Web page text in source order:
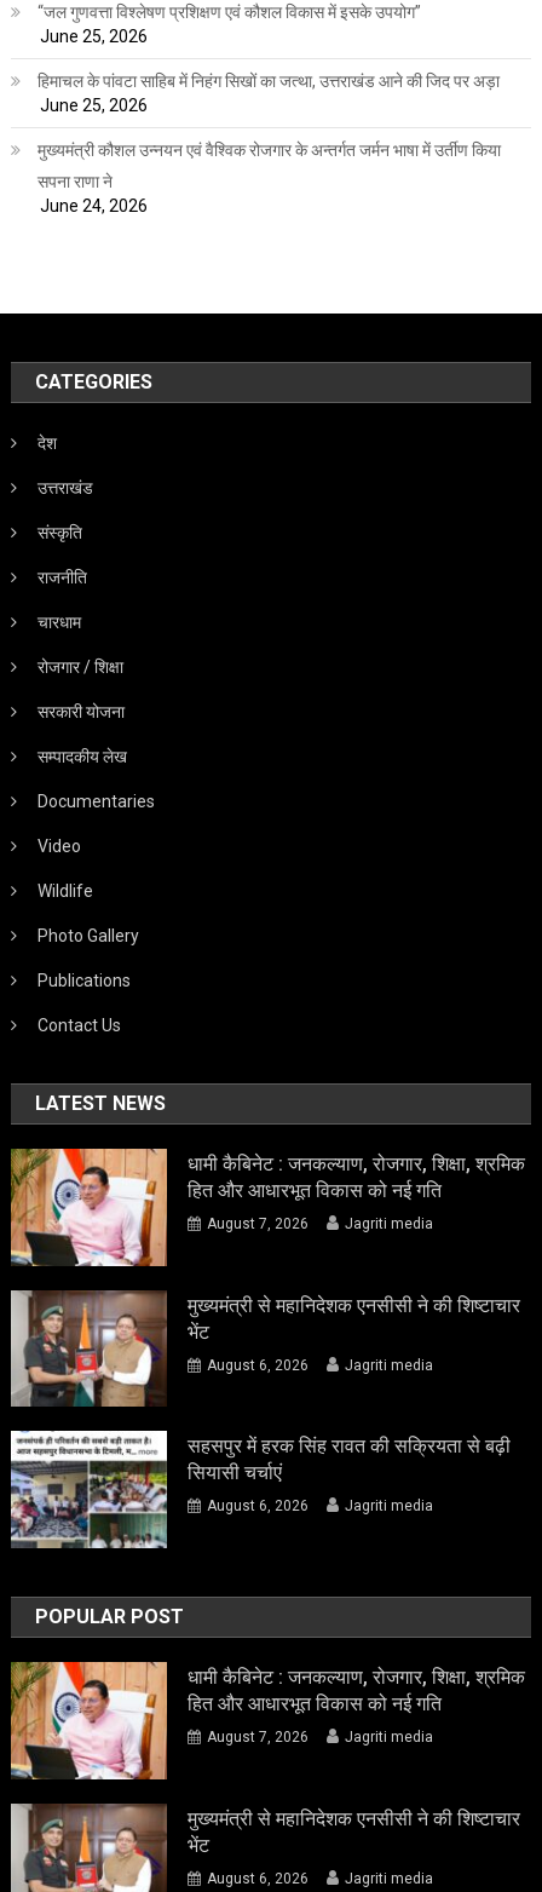
“जल गुणवत्ता विश्लेषण प्रशिक्षण एवं कौशल विकास में इसके उपयोग”
June 25, 2026
हिमाचल के पांवटा साहिब में निहंग सिखों का जत्था, उत्तराखंड आने की जिद पर अड़ा
June 25, 2026
मुख्यमंत्री कौशल उन्नयन एवं वैश्विक रोजगार के अन्तर्गत जर्मन भाषा में उर्तीण किया
सपना राणा ने
June 24, 2026
CATEGORIES
देश
उत्तराखंड
संस्कृति
राजनीति
चारधाम
रोजगार / शिक्षा
सरकारी योजना
सम्पादकीय लेख
Documentaries
Video
Wildlife
Photo Gallery
Publications
Contact Us
LATEST NEWS
धामी कैबिनेट : जनकल्याण, रोजगार, शिक्षा, श्रमिक
हित और आधारभूत विकास को नई गति
August 7, 2026 Jagriti media
मुख्यमंत्री से महानिदेशक एनसीसी ने की शिष्टाचार
भेंट
August 6, 2026 Jagriti media
सहसपुर में हरक सिंह रावत की सक्रियता से बढ़ी
सियासी चर्चाएं
August 6, 2026 Jagriti media
POPULAR POST
धामी कैबिनेट : जनकल्याण, रोजगार, शिक्षा, श्रमिक
हित और आधारभूत विकास को नई गति
August 7, 2026 Jagriti media
मुख्यमंत्री से महानिदेशक एनसीसी ने की शिष्टाचार
भेंट
August 6, 2026 Jagriti media